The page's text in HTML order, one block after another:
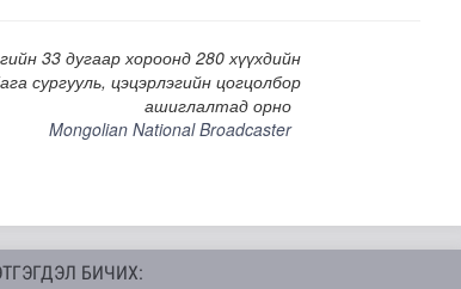
33 дугаар хороонд 280 хүүхдийн
сургууль, цэцэрлэгийн цогцолбор
ашиглалтад орно
Mongolian National Broadcaster
БИЧИХ: